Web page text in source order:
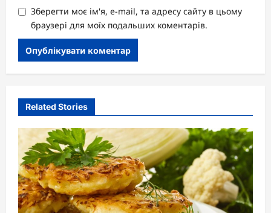
Зберегти моє ім'я, e-mail, та адресу сайту в цьому
браузері для моїх подальших коментарів.
Related Stories